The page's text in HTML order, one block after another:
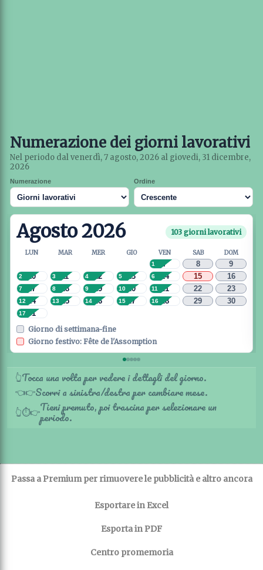
Numerazione dei giorni lavorativi
Nel periodo dal venerdì, 7 agosto, 2026 al giovedi, 31 dicembre,
2026
Numerazione Ordine
Agosto 2026 103 giorni lavorativi
LUN MAR MER GIO VEN SAB DOM
7
1 8
9
10
2 11
3 12
4 13
5 14
6 15
16
17
7 18
8 19
9 20
10 21
11 22
23
24
12 25
13 26
14 27
15 28
16 29
30
31
17
Giorno di settimana-fine
Giorno festivo: Fête de l'Assomption
👆Tocca una volta per vedere i dettagli del giorno.
👈👉Scorri a sinistra/destra per cambiare mese.
👆⏱️👉Tieni premuto, poi trascina per selezionare un
periodo.
Passa a Premium per rimuovere le pubblicità e altro ancora
Esportare in Excel
Esporta in PDF
Centro promemoria